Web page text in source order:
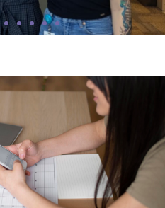
REALIZÓ UNA
UNA HORMONA EN
EN LA SALUD